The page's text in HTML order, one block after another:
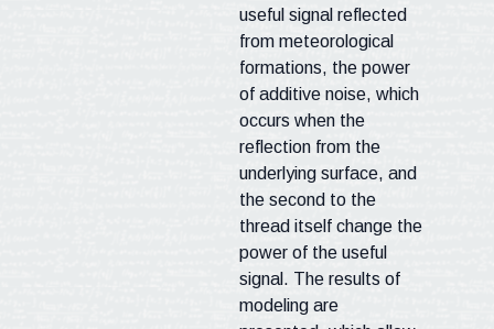
useful signal reflected
from meteorological
formations, the power
of additive noise, which
occurs when the
reflection from the
underlying surface, and
the second to the
thread itself change the
power of the useful
signal. The results of
modeling are